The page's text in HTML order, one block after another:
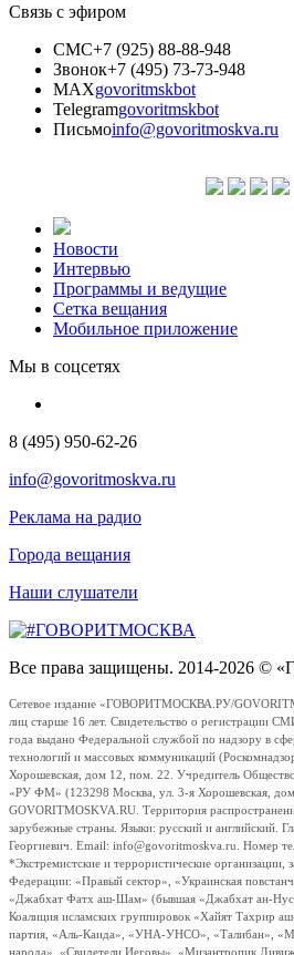
Связь с эфиром
СМС+7 (925) 88-88-948
Звонок+7 (495) 73-73-948
MAXgovoritmskbot
Telegramgovoritmskbot
Письмоinfo@govoritmoskva.ru
Новости
Интервью
Программы и ведущие
Сетка вещания
Мобильное приложение
Мы в соцсетях
8 (495) 950-62-26
info@govoritmoskva.ru
Реклама на радио
Города вещания
Наши слушатели
Все права защищены. 2014-2026 ©
Сетевое издание «ГОВОРИТМОСКВА.РУ/
лиц старше 16 лет. Свидетельство о регистрации
года выдано Федеральной службой по надзору в
технологий и массовых коммуникаций
Хорошевская, дом 12, пом. 22. Учредитель
«РУ ФМ» (123298 Москва, ул. 3-я Хорошевская,
GOVORITMOSKVA.RU. Территория
зарубежные страны. Языки: русский и английский.
Георгиевич. Email: info@govoritmoskva.ru. Номер
*Экстремистские и террористические организации,
Федерации: «Правый сектор», «Украинская
«Джабхат Фатх аш-Шам» (бывшая «Джабхат ан-
Коалиция исламских группировок «Хайят Тахрир
партия, «Аль-Каида», «УНА-УНСО», «Талибан»,
народа», «Свидетели Иеговы», «Мизантропик